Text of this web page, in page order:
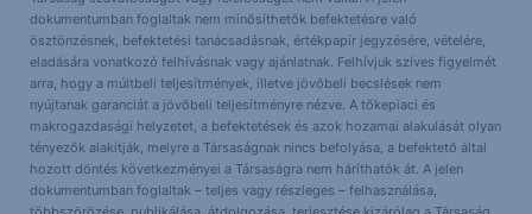
dokumentumban foglaltak nem minősíthetők befektetésre való
ösztönzésnek, befektetési tanácsadásnak, értékpapír jegyzésére, vételére,
eladására vonatkozó felhívásnak vagy ajánlatnak. Felhívjuk szíves figyelmét
arra, hogy a múltbeli teljesítmények, illetve jövőbeli becslések nem
nyújtanak garanciát a jövőbeli teljesítményre nézve. A tőkepiaci és
makrogazdasági helyzetet, a befektetések és azok hozamai alakulását olyan
tényezők alakítják, melyre a Társaságnak nincs befolyása, a befektető által
hozott döntés következményei a Társaságra nem háríthatók át. A jelen
dokumentumban foglaltak – teljes vagy részleges – felhasználása,